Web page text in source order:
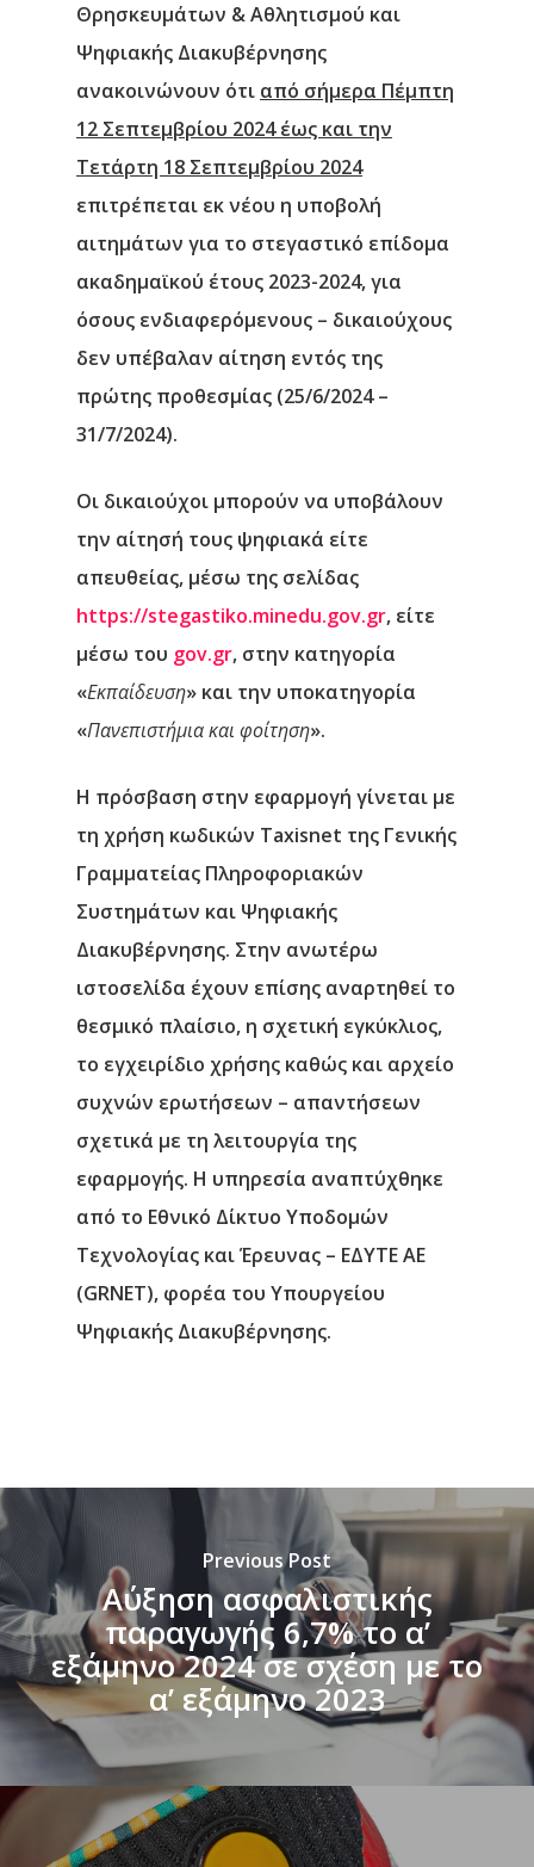
Θρησκευμάτων & Αθλητισμού και
Ψηφιακής Διακυβέρνησης
ανακοινώνουν ότι από σήμερα Πέμπτη
12 Σεπτεμβρίου 2024 έως και την
Τετάρτη 18 Σεπτεμβρίου 2024
επιτρέπεται εκ νέου η υποβολή
αιτημάτων για το στεγαστικό επίδομα
ακαδημαϊκού έτους 2023-2024, για
όσους ενδιαφερόμενους – δικαιούχους
δεν υπέβαλαν αίτηση εντός της
πρώτης προθεσμίας (25/6/2024 –
31/7/2024).
Οι δικαιούχοι μπορούν να υποβάλουν
την αίτησή τους ψηφιακά είτε
απευθείας, μέσω της σελίδας
https://stegastiko.minedu.gov.gr, είτε
μέσω του gov.gr, στην κατηγορία
«Εκπαίδευση» και την υποκατηγορία
«Πανεπιστήμια και φοίτηση».
Η πρόσβαση στην εφαρμογή γίνεται με
τη χρήση κωδικών Taxisnet της Γενικής
Γραμματείας Πληροφοριακών
Συστημάτων και Ψηφιακής
Διακυβέρνησης. Στην ανωτέρω
ιστοσελίδα έχουν επίσης αναρτηθεί το
θεσμικό πλαίσιο, η σχετική εγκύκλιος,
το εγχειρίδιο χρήσης καθώς και αρχείο
συχνών ερωτήσεων – απαντήσεων
σχετικά με τη λειτουργία της
εφαρμογής. Η υπηρεσία αναπτύχθηκε
από το Εθνικό Δίκτυο Υποδομών
Τεχνολογίας και Έρευνας – ΕΔΥΤΕ ΑΕ
(GRNET), φορέα του Υπουργείου
Ψηφιακής Διακυβέρνησης.
Previous Post
Αύξηση ασφαλιστικής
παραγωγής 6,7% το α’
εξάμηνο 2024 σε σχέση με το
α’ εξάμηνο 2023
Αρχική
Υπηρεσίες
Νέα